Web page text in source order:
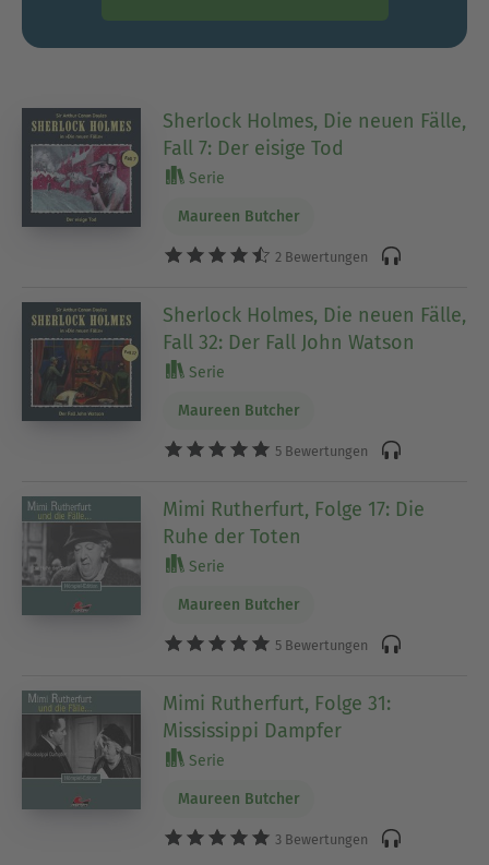
Sherlock Holmes, Die neuen Fälle,
Fall 7: Der eisige Tod
Serie
Maureen Butcher
2 Bewertungen
Sherlock Holmes, Die neuen Fälle,
Fall 32: Der Fall John Watson
Serie
Maureen Butcher
5 Bewertungen
Mimi Rutherfurt, Folge 17: Die
Ruhe der Toten
Serie
Maureen Butcher
5 Bewertungen
Mimi Rutherfurt, Folge 31:
Mississippi Dampfer
Serie
Maureen Butcher
3 Bewertungen